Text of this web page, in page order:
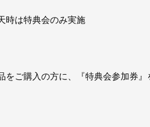
は特典会のみ実施
ご購入の方に、『特典会参加券